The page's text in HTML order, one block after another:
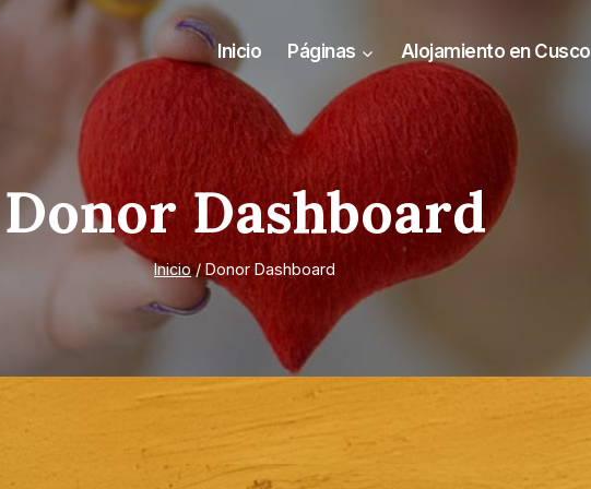
Inicio Páginas Alojamiento en Cusco
Donor Dashboard
Inicio / Donor Dashboard